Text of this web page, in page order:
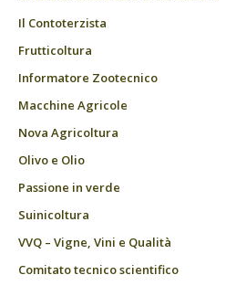
Il Contoterzista
Frutticoltura
Informatore Zootecnico
Macchine Agricole
Nova Agricoltura
Olivo e Olio
Passione in verde
Suinicoltura
VVQ – Vigne, Vini e Qualità
Comitato tecnico scientifico